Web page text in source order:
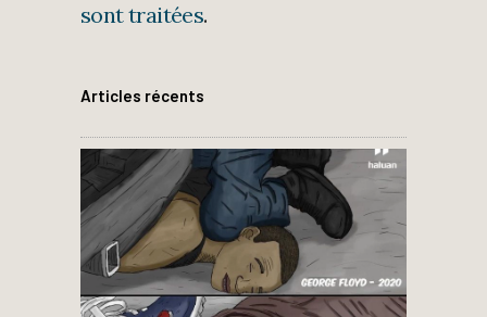
sont traitées.
Articles récents